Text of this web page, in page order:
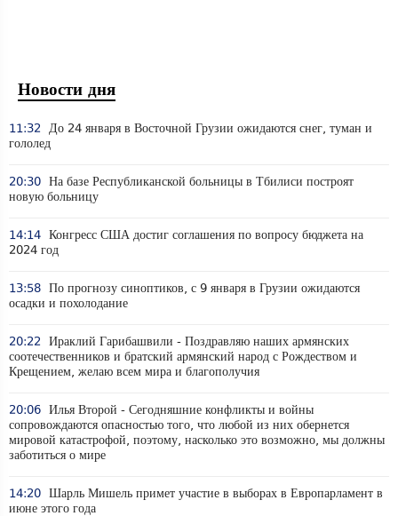
Новости дня
11:32 До 24 января в Восточной Грузии ожидаются снег, туман и
гололед
20:30 На базе Республиканской больницы в Тбилиси построят
новую больницу
14:14 Конгресс США достиг соглашения по вопросу бюджета на
2024 год
13:58 По прогнозу синоптиков, с 9 января в Грузии ожидаются
осадки и похолодание
20:22 Ираклий Гарибашвили - Поздравляю наших армянских
соотечественников и братский армянский народ с Рождеством и
Крещением, желаю всем мира и благополучия
20:06 Илья Второй - Сегодняшние конфликты и войны
сопровождаются опасностью того, что любой из них обернется
мировой катастрофой, поэтому, насколько это возможно, мы должны
заботиться о мире
14:20 Шарль Мишель примет участие в выборах в Европарламент в
июне этого года